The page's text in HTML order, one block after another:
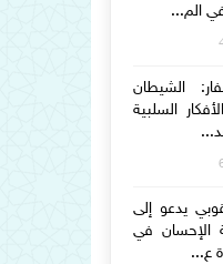
الم...
الشيطان
السلبية
يدعو إلى
الإحسان في
ع...